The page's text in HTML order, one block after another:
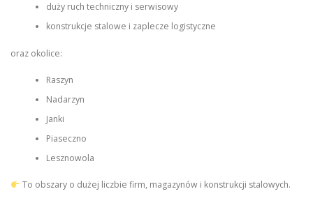
duży ruch techniczny i serwisowy
konstrukcje stalowe i zaplecze logistyczne
oraz okolice:
Raszyn
Nadarzyn
Janki
Piaseczno
Lesznowola
To obszary o dużej liczbie firm, magazynów i konstrukcji stalowych.